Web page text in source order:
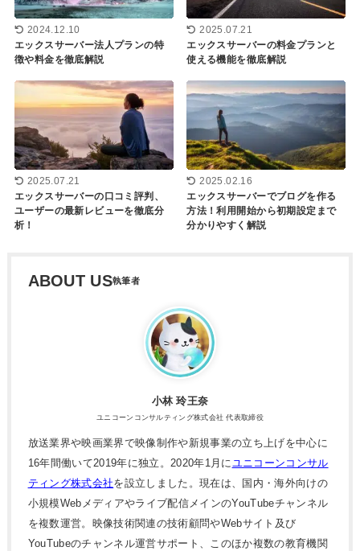
2024.12.10
エックスサーバー法人プランの特
徴や料金を徹底解説
2025.07.21
エックスサーバーの料金プランと
使える機能を徹底解説
2025.07.21
エックスサーバーの口コミ評判、
ユーザーの最新レビューを徹底分
析！
2025.02.16
エックスサーバーでブログを作る
方法！利用開始から初期設定まで
分かりやすく解説
ABOUT US
小林 玲王奈
ユニコーンコンサルティング株式会社 代表取締役
放送業界や映画業界で映像制作や新規事業の立ち上げを中心に
16年間働いて2019年に独立。2020年1月にユニコーンコンサル
ティング株式会社を設立しました。現在は、国内・海外向けの
小規模Webメディアやライブ配信メインのYouTubeチャンネル
を複数運営。映像技術関連の技術顧問やWebサイト及び
YouTubeのチャンネル運営サポート、このほか複数の教育機関